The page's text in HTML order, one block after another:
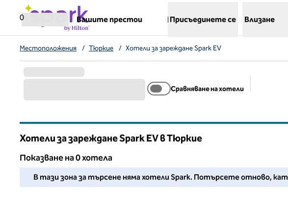
Прескачане към съдържанието
0
Вашите престои
отваря нов раздел
Присъединете се Влизане
Местоположения / Тюркие / Хотели за зареждане Spark EV
Сравняване на хотели
Хотели за зареждане Spark EV в Тюркие
Показване на 0 хотела
Не можахме да намерим хотели за Вас в този район. Регулирайте
В тази зона за търсене няма хотели Spark. Потърсете отново,